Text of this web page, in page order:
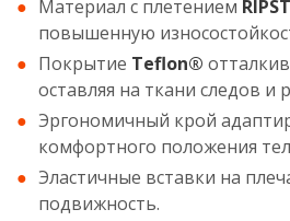
Материал с плетением
повышенную
Покрытие Teflon®
оставляя на ткани следов и
Эргономичный крой
комфортного положения
Эластичные вставки на
подвижность.